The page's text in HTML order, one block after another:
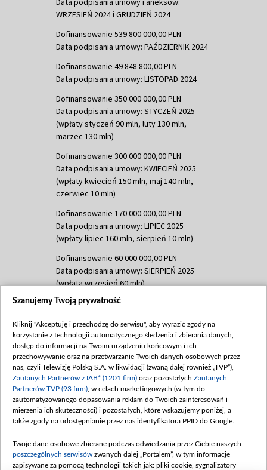
WRZESIEŃ 2024 i GRUDZIEŃ 2024
Dofinansowanie 539 800 000,00 PLN
Data podpisania umowy: PAŹDZIERNIK 2024
Dofinansowanie 49 848 800,00 PLN
Data podpisania umowy: LISTOPAD 2024
Dofinansowanie 350 000 000,00 PLN
Data podpisania umowy: STYCZEŃ 2025
(wpłaty styczeń 90 mln, luty 130 mln,
marzec 130 mln)
Dofinansowanie 300 000 000,00 PLN
Data podpisania umowy: KWIECIEŃ 2025
(wpłaty kwiecień 150 mln, maj 140 mln,
czerwiec 10 mln)
Dofinansowanie 170 000 000,00 PLN
Data podpisania umowy: LIPIEC 2025
(wpłaty lipiec 160 mln, sierpień 10 mln)
Dofinansowanie 60 000 000,00 PLN
Data podpisania umowy: SIERPIEŃ 2025
(wpłata wrzesień 60 mln)
Dofinansowanie 635 783 051,21 PLN
(wpłata wrzesień 100 mln, październik 350
mln, listopad 265 mln)
Dofinansowanie 48 862 000,00 PLN
Data podpisania umowy: GRUDZIEŃ 2025
(wpłata grudzień 60,548 mln)
Dofinansowanie 900 000 000,00 PLN
Data podpisania umowy: LUTY 2026 (wpłata
kwiecień 180 mln, 7 maja 180 mln, 8
czerwca 90 mln)
Szanujemy Twoją prywatność
Kliknij "Akceptuję i przechodzę do serwisu", aby wyrazić zgody na
korzystanie z technologii automatycznego śledzenia i zbierania danych,
dostęp do informacji na Twoim urządzeniu końcowym i ich
przechowywanie oraz na przetwarzanie Twoich danych osobowych przez
nas, czyli Telewizję Polską S.A. w likwidacji (zwaną dalej również „TVP”),
Zaufanych Partnerów z IAB* (1201 firm) oraz pozostałych Zaufanych
Partnerów TVP (93 firm) , w celach marketingowych (w tym do
zautomatyzowanego dopasowania reklam do Twoich zainteresowań i
mierzenia ich skuteczności) i pozostałych, które wskazujemy poniżej, a
także zgody na udostępnianie przez nas identyfikatora PPID do Google.
Twoje dane osobowe zbierane podczas odwiedzania przez Ciebie naszych
poszczególnych serwisów zwanych dalej „Portalem”, w tym informacje
zapisywane za pomocą technologii takich jak: pliki cookie, sygnalizatory